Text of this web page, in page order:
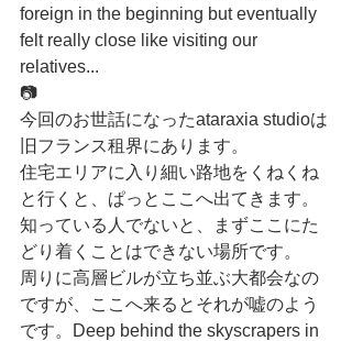
foreign in the beginning but eventually
felt really close like visiting our
relatives...
📷
今回のお世話になったataraxia studioは
旧フランス租界にあります。
住宅エリアに入り細い路地をくねくね
と行くと、ぱっとここへ出てきます。
知っている人でないと、まずここにた
どり着くことはできない場所です。
周りに高層ビルが立ち並ぶ大都会なの
ですが、ここへ来るとそれが嘘のよう
です。Deep behind the skyscrapers in